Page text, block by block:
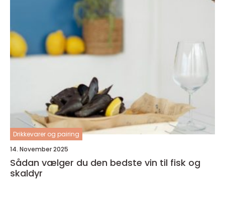
Drikkevarer og pairing
14. November 2025
Sådan vælger du den bedste vin til fisk og
skaldyr